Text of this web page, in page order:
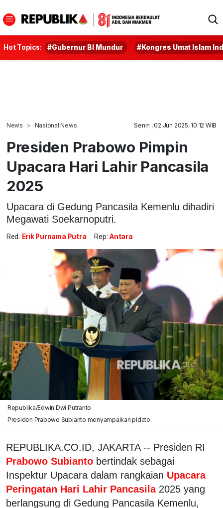
Hot Topics: #Gubernur BI Mundur #Kongres Umat Islam
News Nasional News Senin , 02 Jun 2025, 10:12 WIB
Presiden Prabowo Pimpin
Upacara Hari Lahir Pancasila
2025
Upacara di Gedung Pancasila Kemenlu dihadiri
Megawati Soekarnoputri.
Red: Erik Purnama Putra Rep: Antara
Republika/Edwin Dwi Putranto
Presiden Prabowo Subianto menyampaikan pidato.
REPUBLIKA.CO.ID, JAKARTA -- Presiden RI
Prabowo Subianto bertindak sebagai
Inspektur Upacara dalam rangkaian Upacara
Peringatan Hari Lahir Pancasila 2025 yang
berlangsung di Gedung Pancasila Kemenlu,